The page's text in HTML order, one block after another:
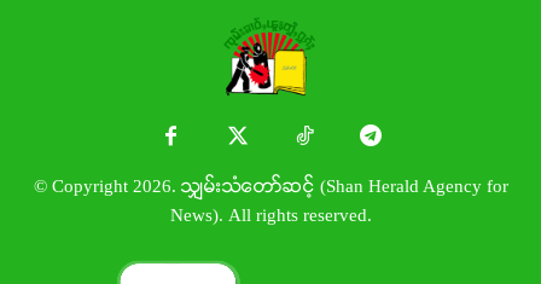
© Copyright 2026. သျှမ်းသံတော်ဆင့် (Shan Herald Agency for
News). All rights reserved.